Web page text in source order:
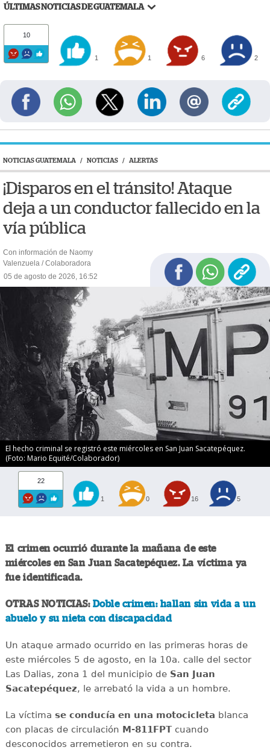
ÚLTIMAS NOTICIAS DE GUATEMALA
10
1 1 6 2
NOTICIAS GUATEMALA / NOTICIAS / ALERTAS
¡Disparos en el tránsito! Ataque
deja a un conductor fallecido en la
vía pública
Con información de Naomy
Valenzuela / Colaboradora
05 de agosto de 2026, 16:52
El hecho criminal se registró este miércoles en San Juan Sacatepéquez.
(Foto: Mario Equité/Colaborador)
22
1 0 16 5
El crimen ocurrió durante la mañana de este
miércoles en San Juan Sacatepéquez. La víctima ya
fue identificada.
OTRAS NOTICIAS: Doble crimen: hallan sin vida a un
abuelo y su nieta con discapacidad
Un ataque armado ocurrido en las primeras horas de
este miércoles 5 de agosto, en la 10a. calle del sector
Las Dalias, zona 1 del municipio de San Juan
Sacatepéquez, le arrebató la vida a un hombre.
La víctima se conducía en una motocicleta blanca
con placas de circulación M-811FPTcuando
desconocidos arremetieron en su contra.